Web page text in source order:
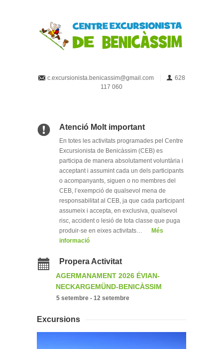
c.excursionista.benicassim@gmail.com
628
117 060
Atenció Molt important
En totes les activitats programades pel Centre
Excursionista de Benicàssim (CEB) es
participa de manera absolutament voluntària i
acceptant i assumint cada un dels participants
o acompanyants, siguen o no membres del
CEB, l’exempció de qualsevol mena de
responsabilitat al CEB, ja que cada participant
assumeix i accepta, en exclusiva, qualsevol
risc, accident o lesió de tota classe que puga
produir-se en eixes activitats…
Més
informació
Propera Activitat
AGERMANAMENT 2026 ÉVIAN-
NECKARGEMÜND-BENICÀSSIM
5 setembre - 12 setembre
Excursions